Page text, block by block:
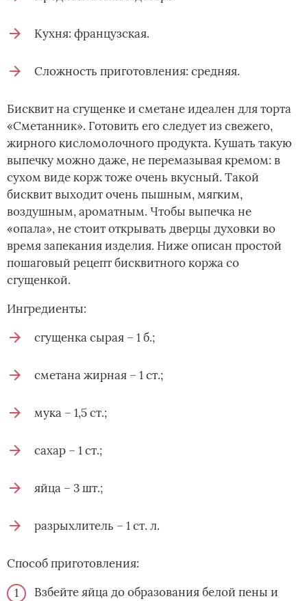
Кухня: французская.
Сложность приготовления: средняя.
Бисквит на сгущенке и сметане идеален для торта
«Сметанник». Готовить его следует из свежего,
жирного кисломолочного продукта. Кушать такую
выпечку можно даже, не перемазывая кремом: в
сухом виде корж тоже очень вкусный. Такой
бисквит выходит очень пышным, мягким,
воздушным, ароматным. Чтобы выпечка не
«опала», не стоит открывать дверцы духовки во
время запекания изделия. Ниже описан простой
пошаговый рецепт бисквитного коржа со
сгущенкой.
Ингредиенты:
сгущенка сырая – 1 б.;
сметана жирная – 1 ст.;
мука – 1,5 ст.;
сахар – 1 ст.;
яйца – 3 шт.;
разрыхлитель – 1 ст. л.
Способ приготовления:
Взбейте яйца до образования белой пены и